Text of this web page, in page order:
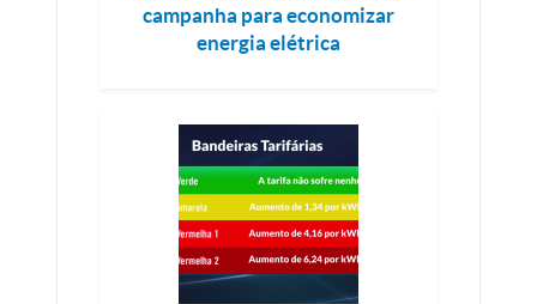
campanha para economizar
energia elétrica